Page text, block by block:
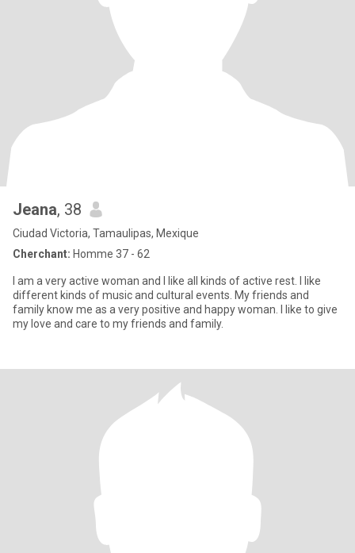
Jeana, 38
Ciudad Victoria, Tamaulipas, Mexique
Cherchant: Homme 37 - 62
I am a very active woman and I like all kinds of active rest. I like
different kinds of music and cultural events. My friends and
family know me as a very positive and happy woman. I like to give
my love and care to my friends and family.